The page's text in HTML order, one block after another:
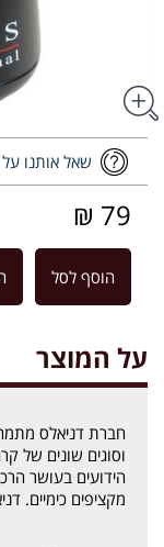
שאל אותנו
79 ₪
הוסף לסל
על המוצר
חברת דניאלס
וסוגים שונים של
הידועים בעושר
מקציפים כימיים.